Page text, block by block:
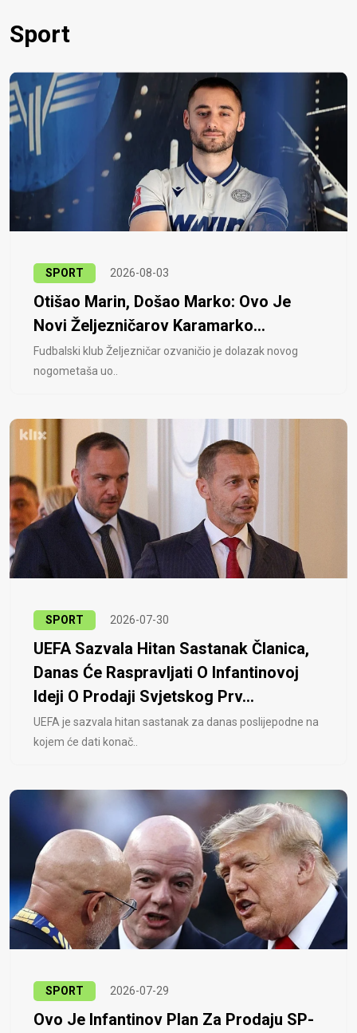
Sport
SPORT 2026-08-03
Otišao Marin, Došao Marko: Ovo Je
Novi Željezničarov Karamarko...
Fudbalski klub Željezničar ozvaničio je dolazak novog
nogometaša uo..
SPORT 2026-07-30
UEFA Sazvala Hitan Sastanak Članica,
Danas Će Raspravljati O Infantinovoj
Ideji O Prodaji Svjetskog Prv...
UEFA je sazvala hitan sastanak za danas poslijepodne na
kojem će dati konač..
SPORT 2026-07-29
Ovo Je Infantinov Plan Za Prodaju SP-